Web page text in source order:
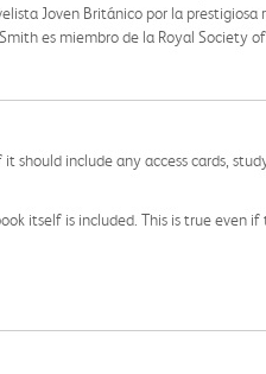
Joven Británico por la prestigiosa
es miembro de la Royal Society
include any access cards,
itself is included. This is true even